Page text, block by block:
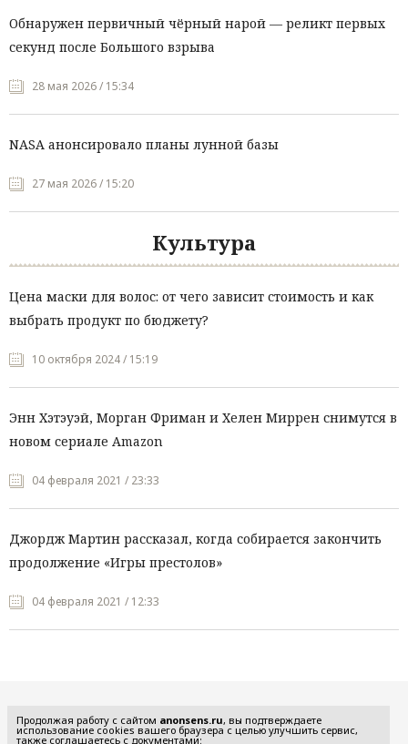
Обнаружен первичный чёрный нарой — реликт первых
секунд после Большого взрыва
28 мая 2026 / 15:34
NASA анонсировало планы лунной базы
27 мая 2026 / 15:20
Культура
Цена маски для волос: от чего зависит стоимость и как
выбрать продукт по бюджету?
10 октября 2024 / 15:19
Энн Хэтэуэй, Морган Фриман и Хелен Миррен снимутся в
новом сериале Amazon
04 февраля 2021 / 23:33
Джордж Мартин рассказал, когда собирается закончить
продолжение «Игры престолов»
04 февраля 2021 / 12:33
Продолжая работу с сайтом anonsens.ru, вы подтверждаете
использование cookies вашего браузера с целью улучшить сервис,
также соглашаетесь с документами: